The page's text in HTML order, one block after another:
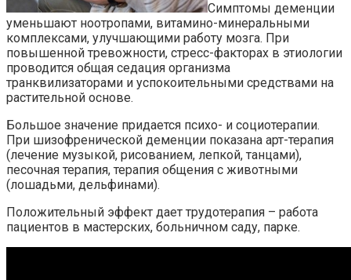
Симптомы деменции
уменьшают ноотропами, витамино-минеральными
комплексами, улучшающими работу мозга. При
повышенной тревожности, стресс-факторах в этиологии
проводится общая седация организма
транквилизаторами и успокоительными средствами на
растительной основе.
Большое значение придается психо- и социотерапии.
При шизофренической деменции показана арт-терапия
(лечение музыкой, рисованием, лепкой, танцами),
песочная терапия, терапия общения с животными
(лошадьми, дельфинами).
Положительный эффект дает трудотерапия – работа
пациентов в мастерских, больничном саду, парке.